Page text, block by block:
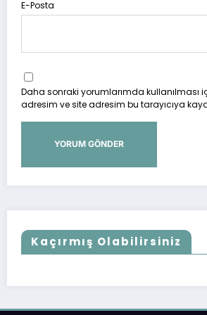
E-Posta
Daha sonraki yorumlarımda kullanılması
adresim ve site adresim bu tarayıcıya
Kaçırmış Olabilirsiniz